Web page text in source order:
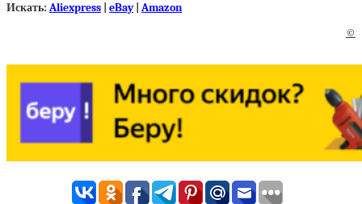
Искать: Aliexpress eBay| Amazon
©